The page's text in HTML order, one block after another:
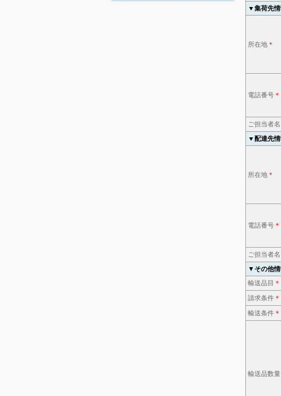
▼集荷先
所在地 ＊
電話番号 ＊
ご担当者名
▼配達先
所在地 ＊
電話番号 ＊
ご担当者名
▼ その他
輸送品目 ＊
請求条件 ＊
輸送条件 ＊
輸送品数量